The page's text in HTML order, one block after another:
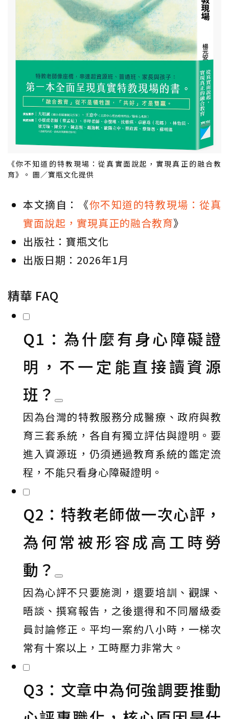
《你不知道的特教現場：從真實面說起，實現真正的融合教
育》。 圖／寶瓶文化提供
本文摘自：《你不知道的特教現場：從真
實面說起，實現真正的融合教育》
出版社：寶瓶文化
出版日期：2026年1月
精華 FAQ
Q1：為什麼有身心障礙證
明，不一定能直接讀資源
班？
因為台灣的特教服務分成醫療、政府與教
育三套系統，各自有獨立評估與證明。要
進入資源班，仍須通過教育系統的鑑定流
程，不能只看身心障礙證明。
Q2：特教老師做一次心評，
為何常被形容成高工時勞
動？
因為心評不只要施測，還要培訓、觀課、
晤談、撰寫報告，之後還得和不同層級委
員討論修正。平均一案約八小時，一梯次
常有十案以上，工時壓力非常大。
Q3：文章中為何強調要推動